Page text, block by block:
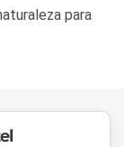
para